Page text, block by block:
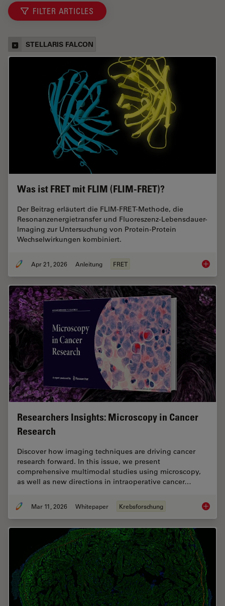
FILTER ARTICLES
STELLARIS FALCON
Was ist FRET mit FLIM (FLIM-FRET)?
Der Beitrag erläutert die FLIM-FRET-Methode, die
Resonanzenergietransfer und Fluoreszenz-Lebensdauer-
Imaging zur Untersuchung von Protein-Protein
Wechselwirkungen kombiniert.
Apr 21, 2026 Anleitung FRET Was ist
Researchers Insights: Microscopy in Cancer
Research
Discover how imaging techniques are driving cancer
research forward. In this issue, we present
comprehensive multimodal studies using microscopy,
as well as new directions in intraoperative cancer…
Mar 11, 2026 Whitepaper Krebsforschung